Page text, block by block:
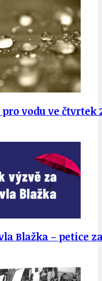
vodu ve čtvrtek
Blažka – petice